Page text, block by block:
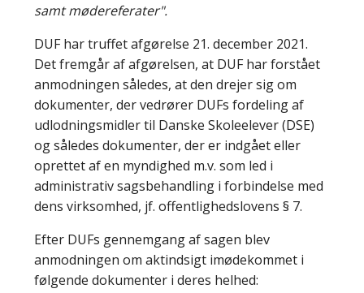
samt mødereferater".
DUF har truffet afgørelse 21. december 2021.
Det fremgår af afgørelsen, at DUF har forstået
anmodningen således, at den drejer sig om
dokumenter, der vedrører DUFs fordeling af
udlodningsmidler til Danske Skoleelever (DSE)
og således dokumenter, der er indgået eller
oprettet af en myndighed m.v. som led i
administrativ sagsbehandling i forbindelse med
dens virksomhed, jf. offentlighedslovens § 7.
Efter DUFs gennemgang af sagen blev
anmodningen om aktindsigt imødekommet i
følgende dokumenter i deres helhed: